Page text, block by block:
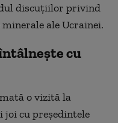
discuţiilor privind
ale Ucrainei.
cu
o vizită la
joi cu preşedintele